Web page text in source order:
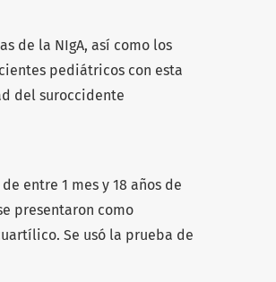
de la NIgA, así como los
pediátricos con esta
del suroccidente
entre 1 mes y 18 años de
presentaron como
Se usó la prueba de